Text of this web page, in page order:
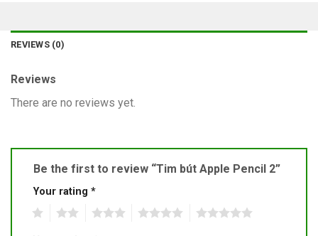
REVIEWS (0)
Reviews
There are no reviews yet.
Be the first to review “Tim bút Apple Pencil 2”
Your rating *